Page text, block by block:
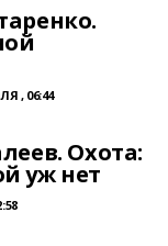
, 06:44
Охота:
уж нет